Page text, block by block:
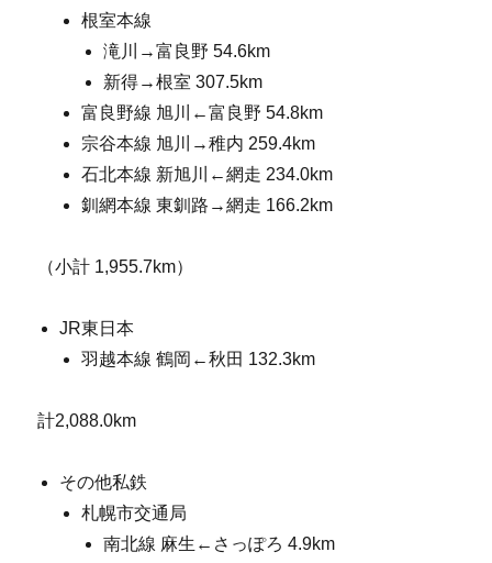
根室本線
滝川→富良野 54.6km
新得→根室 307.5km
富良野線 旭川←富良野 54.8km
宗谷本線 旭川→稚内 259.4km
石北本線 新旭川←網走 234.0km
釧網本線 東釧路→網走 166.2km
（小計 1,955.7km）
JR東日本
羽越本線 鶴岡←秋田 132.3km
計2,088.0km
その他私鉄
札幌市交通局
南北線 麻生←さっぽろ 4.9km